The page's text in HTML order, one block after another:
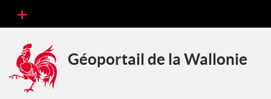
Géoportail de la Wallonie